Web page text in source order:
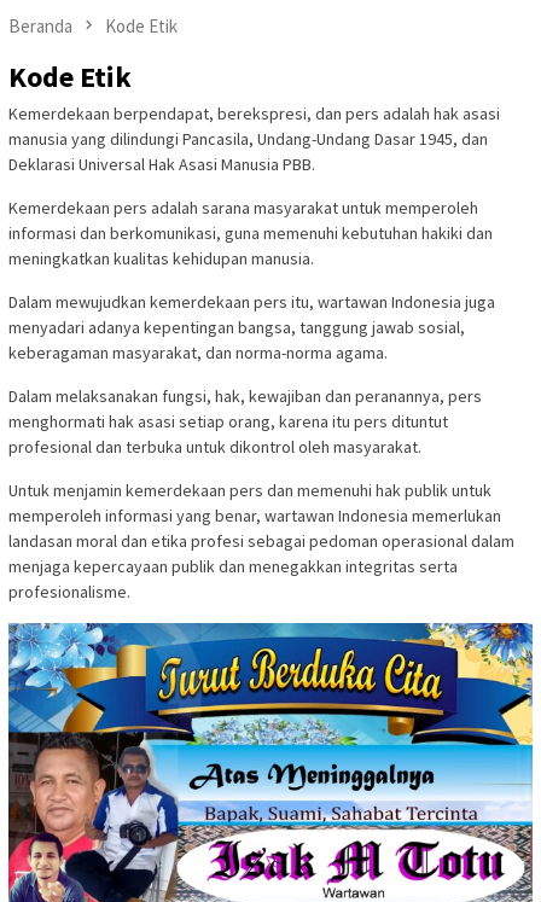
Beranda Kode Etik
Kode Etik
Kemerdekaan berpendapat, berekspresi, dan pers adalah hak asasi
manusia yang dilindungi Pancasila, Undang-Undang Dasar 1945, dan
Deklarasi Universal Hak Asasi Manusia PBB.
Kemerdekaan pers adalah sarana masyarakat untuk memperoleh
informasi dan berkomunikasi, guna memenuhi kebutuhan hakiki dan
meningkatkan kualitas kehidupan manusia.
Dalam mewujudkan kemerdekaan pers itu, wartawan Indonesia juga
menyadari adanya kepentingan bangsa, tanggung jawab sosial,
keberagaman masyarakat, dan norma-norma agama.
Dalam melaksanakan fungsi, hak, kewajiban dan peranannya, pers
menghormati hak asasi setiap orang, karena itu pers dituntut
profesional dan terbuka untuk dikontrol oleh masyarakat.
Untuk menjamin kemerdekaan pers dan memenuhi hak publik untuk
memperoleh informasi yang benar, wartawan Indonesia memerlukan
landasan moral dan etika profesi sebagai pedoman operasional dalam
menjaga kepercayaan publik dan menegakkan integritas serta
profesionalisme.